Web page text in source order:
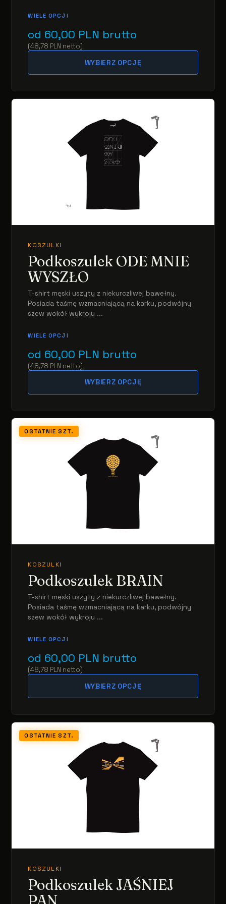
WIELE OPCJI
od 60,00 PLN brutto
(48,78 PLN netto)
WYBIERZ OPCJĘ
KOSZULKI
Podkoszulek ODE MNIE
WYSZŁO
T-shirt męski uszyty z niekurczliwej bawełny.
Posiada taśmę wzmacniającą na karku, podwójny
szew wokół wykroju ...
WIELE OPCJI
od 60,00 PLN brutto
(48,78 PLN netto)
WYBIERZ OPCJĘ
OSTATNIE SZT.
KOSZULKI
Podkoszulek BRAIN
T-shirt męski uszyty z niekurczliwej bawełny.
Posiada taśmę wzmacniającą na karku, podwójny
szew wokół wykroju ...
WIELE OPCJI
od 60,00 PLN brutto
(48,78 PLN netto)
WYBIERZ OPCJĘ
OSTATNIE SZT.
KOSZULKI
Podkoszulek JAŚNIEJ
PAN